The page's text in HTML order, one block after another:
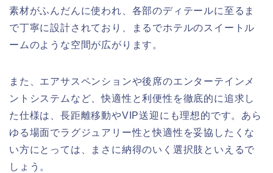
素材がふんだんに使われ、各部のディテールに至るま
で丁寧に設計されており、まるでホテルのスイートル
ームのような空間が広がります。
また、エアサスペンションや後席のエンターテインメ
ントシステムなど、快適性と利便性を徹底的に追求し
た仕様は、長距離移動やVIP送迎にも理想的です。あら
ゆる場面でラグジュアリー性と快適性を妥協したくな
い方にとっては、まさに納得のいく選択肢といえるで
しょう。